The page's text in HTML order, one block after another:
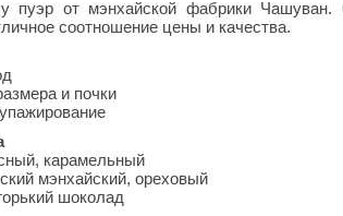
пуэр от мэнхайской фабрики Чашуван.
соотношение цены и качества.
и почки
карамельный
мэнхайский, ореховый
шоколад